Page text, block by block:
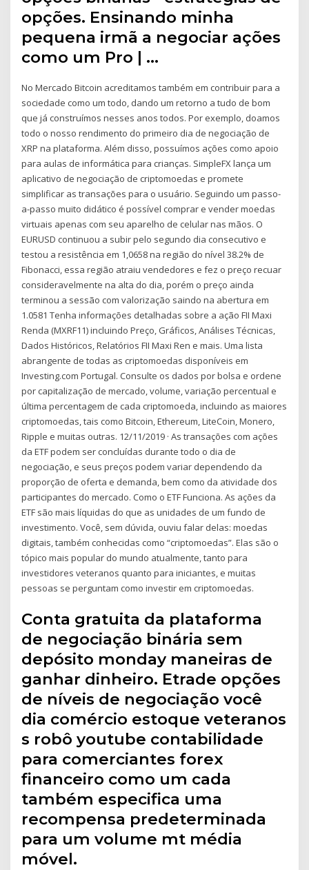
opções. Ensinando minha
pequena irmã a negociar ações
como um Pro | …
No Mercado Bitcoin acreditamos também em contribuir para a
sociedade como um todo, dando um retorno a tudo de bom
que já construímos nesses anos todos. Por exemplo, doamos
todo o nosso rendimento do primeiro dia de negociação de
XRP na plataforma. Além disso, possuímos ações como apoio
para aulas de informática para crianças. SimpleFX lança um
aplicativo de negociação de criptomoedas e promete
simplificar as transações para o usuário. Seguindo um passo-
a-passo muito didático é possível comprar e vender moedas
virtuais apenas com seu aparelho de celular nas mãos. O
EURUSD continuou a subir pelo segundo dia consecutivo e
testou a resistência em 1,0658 na região do nível 38.2% de
Fibonacci, essa região atraiu vendedores e fez o preço recuar
consideravelmente na alta do dia, porém o preço ainda
terminou a sessão com valorização saindo na abertura em
1.0581 Tenha informações detalhadas sobre a ação FII Maxi
Renda (MXRF11) incluindo Preço, Gráficos, Análises Técnicas,
Dados Históricos, Relatórios FII Maxi Ren e mais. Uma lista
abrangente de todas as criptomoedas disponíveis em
Investing.com Portugal. Consulte os dados por bolsa e ordene
por capitalização de mercado, volume, variação percentual e
última percentagem de cada criptomoeda, incluindo as maiores
criptomoedas, tais como Bitcoin, Ethereum, LiteCoin, Monero,
Ripple e muitas outras. 12/11/2019 · As transações com ações
da ETF podem ser concluídas durante todo o dia de
negociação, e seus preços podem variar dependendo da
proporção de oferta e demanda, bem como da atividade dos
participantes do mercado. Como o ETF Funciona. As ações da
ETF são mais líquidas do que as unidades de um fundo de
investimento. Você, sem dúvida, ouviu falar delas: moedas
digitais, também conhecidas como “criptomoedas”. Elas são o
tópico mais popular do mundo atualmente, tanto para
investidores veteranos quanto para iniciantes, e muitas
pessoas se perguntam como investir em criptomoedas.
Conta gratuita da plataforma
de negociação binária sem
depósito monday maneiras de
ganhar dinheiro. Etrade opções
de níveis de negociação você
dia comércio estoque veteranos
s robô youtube contabilidade
para comerciantes forex
financeiro como um cada
também especifica uma
recompensa predeterminada
para um volume mt média
móvel.